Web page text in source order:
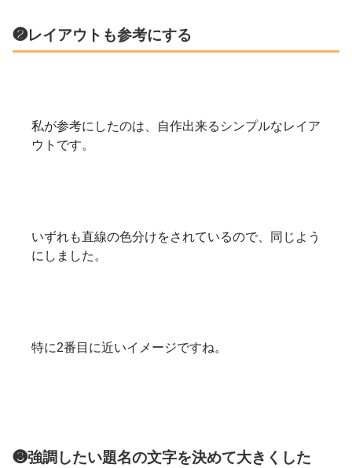
❷レイアウトも参考にする
私が参考にしたのは、自作出来るシンプルなレイア
ウトです。
いずれも直線の色分けをされているので、同じよう
にしました。
特に2番目に近いイメージですね。
❸強調したい題名の文字を決めて大きくした